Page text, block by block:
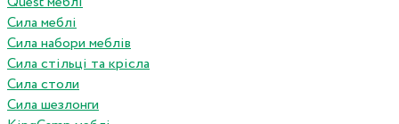
Сила меблі
Сила набори меблів
Сила стільці та крісла
Сила столи
Сила шезлонги